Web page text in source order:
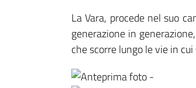
La Vara, procede nel suo
generazione in
che scorre lungo le vie in